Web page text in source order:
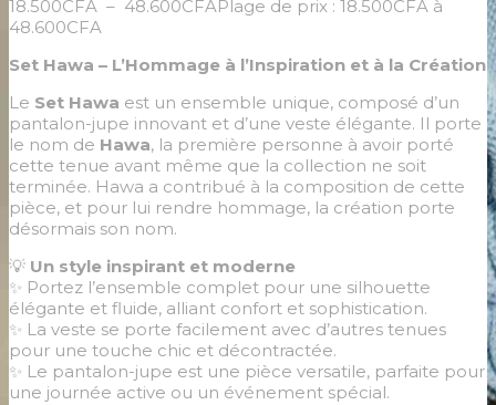
18.500CFA – 48.600CFAPlage de prix : 18.500CFA à
48.600CFA
Set Hawa – L’Hommage à l’Inspiration et à la Création
Le Set Hawa est un ensemble unique, composé d’un
pantalon-jupe innovant et d’une veste élégante. Il porte
le nom de Hawa, la première personne à avoir porté
cette tenue avant même que la collection ne soit
terminée. Hawa a contribué à la composition de cette
pièce, et pour lui rendre hommage, la création porte
désormais son nom.
💡 Un style inspirant et moderne
✨ Portez l’ensemble complet pour une silhouette
élégante et fluide, alliant confort et sophistication.
✨ La veste se porte facilement avec d’autres tenues
pour une touche chic et décontractée.
✨ Le pantalon-jupe est une pièce versatile, parfaite pour
une journée active ou un événement spécial.